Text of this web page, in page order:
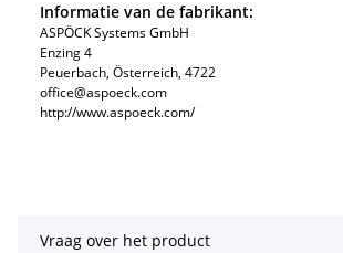
Informatie van de fabrikant:
ASPÖCK Systems GmbH
Enzing 4
Peuerbach, Österreich, 4722
office@aspoeck.com
http://www.aspoeck.com/
Vraag over het product